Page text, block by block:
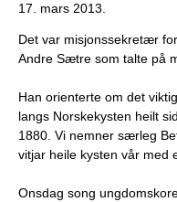
17. mars 2013.
Det var misjonssekretær
Andre Sætre som talte på
Han orienterte om det
langs Norskekysten heilt
1880. Vi nemner særleg
vitjar heile kysten vår med
Onsdag song